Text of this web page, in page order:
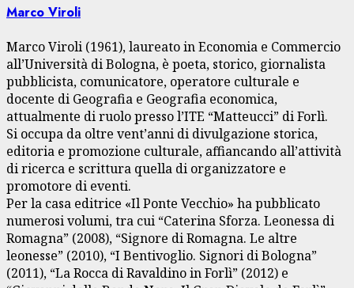
Marco Viroli
Marco Viroli (1961), laureato in Economia e Commercio
all’Università di Bologna, è poeta, storico, giornalista
pubblicista, comunicatore, operatore culturale e
docente di Geografia e Geografia economica,
attualmente di ruolo presso l’ITE “Matteucci” di Forlì.
Si occupa da oltre vent’anni di divulgazione storica,
editoria e promozione culturale, affiancando all’attività
di ricerca e scrittura quella di organizzatore e
promotore di eventi.
Per la casa editrice «Il Ponte Vecchio» ha pubblicato
numerosi volumi, tra cui “Caterina Sforza. Leonessa di
Romagna” (2008), “Signore di Romagna. Le altre
leonesse” (2010), “I Bentivoglio. Signori di Bologna”
(2011), “La Rocca di Ravaldino in Forlì” (2012) e